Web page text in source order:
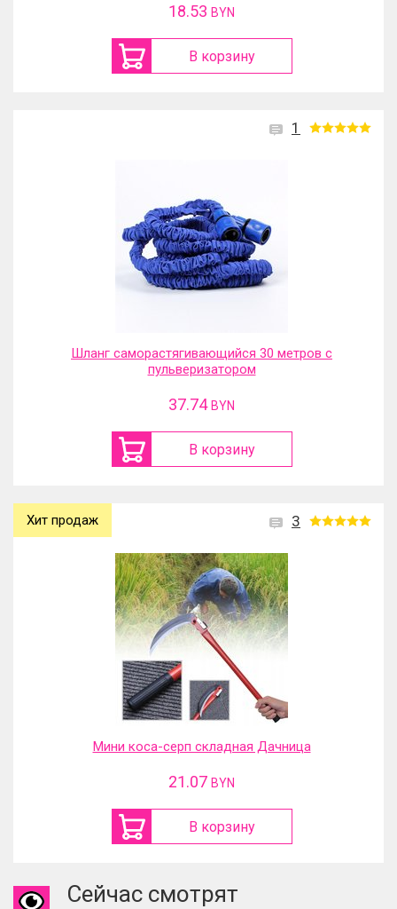
18.53 BYN
В корзину
1
Шланг саморастягивающийся 30 метров с
пульверизатором
37.74 BYN
В корзину
3
Хит продаж
Мини коса-серп складная Дачница
21.07 BYN
В корзину
Сейчас смотрят